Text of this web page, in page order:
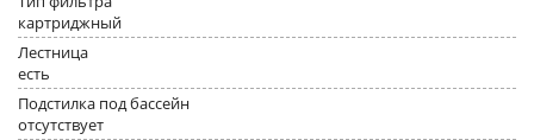
картриджный
Лестница
есть
Подстилка под бассейн
отсутствует